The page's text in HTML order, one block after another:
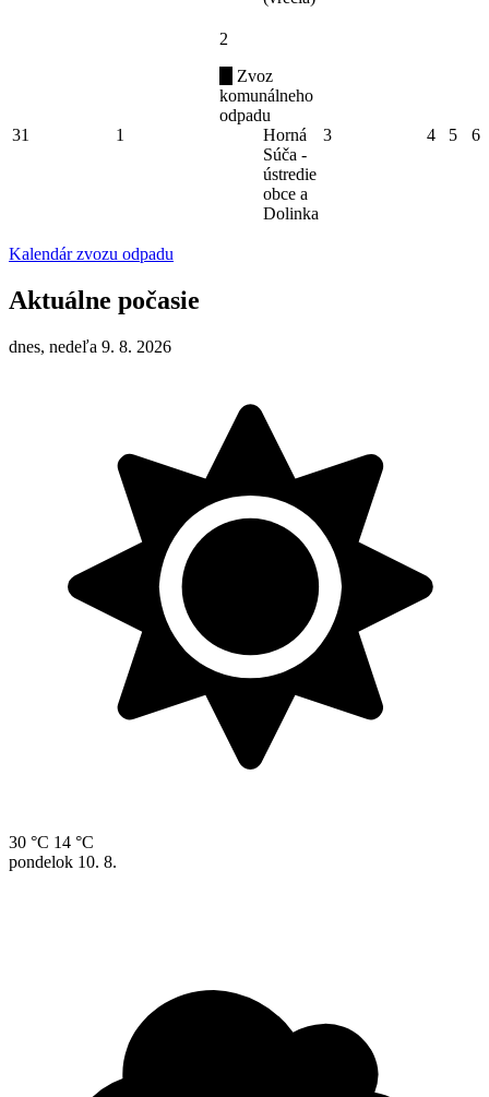
31 1
2
Zvoz
komunálneho
odpadu
Horná
Súča -
ústredie
obce a
Dolinka
3 4 5 6
Kalendár zvozu odpadu
Aktuálne počasie
dnes, nedeľa 9. 8. 2026
30 °C 14 °C
pondelok 10. 8.